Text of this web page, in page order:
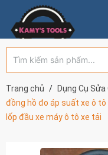
Trang chủ Dụng Cụ
đồng hồ đo áp suất xe ô
lốp đầu xe máy ô tô xe tải